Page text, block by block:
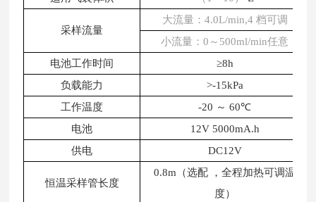
采样流量
大流量： 4.0L/min,4 档可调
小流量：0～500ml/min任意
电池工作时间
≥8h
负载能力
>-15kPa
工作温度
-20 ～ 60℃
电池
12V 5000mA.h
供电
DC12V
恒温采样管长度
0.8m（选配
，全程加热可调温
度）